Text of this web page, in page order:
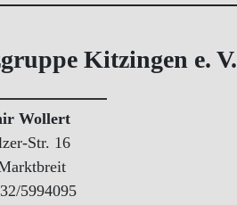
Kitzingen e. V.
Wollert
Str. 16
5994095